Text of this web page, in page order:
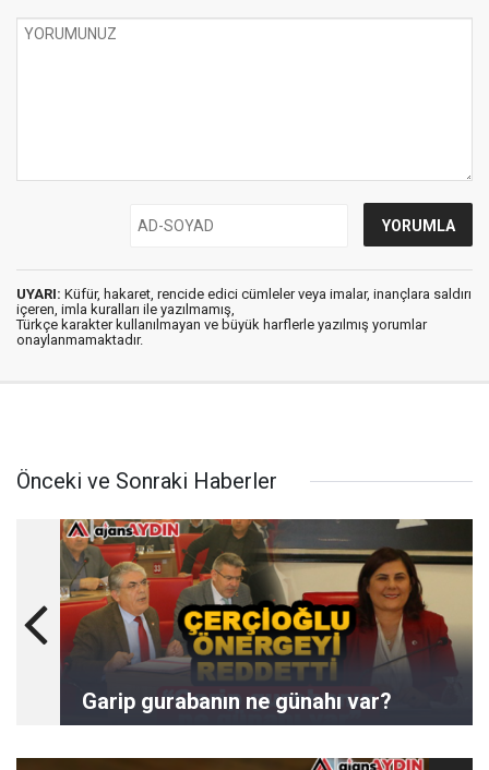
UYARI: Küfür, hakaret, rencide edici cümleler veya imalar, inançlara saldırı
içeren, imla kuralları ile yazılmamış,
Türkçe karakter kullanılmayan ve büyük harflerle yazılmış yorumlar
onaylanmamaktadır.
Önceki ve Sonraki Haberler
Garip gurabanın ne günahı var?